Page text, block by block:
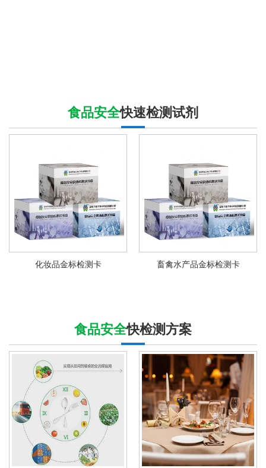
食品安全快速检测试剂
化妆品金标检测卡 畜禽水产品金标检测卡
食品安全快检测方案